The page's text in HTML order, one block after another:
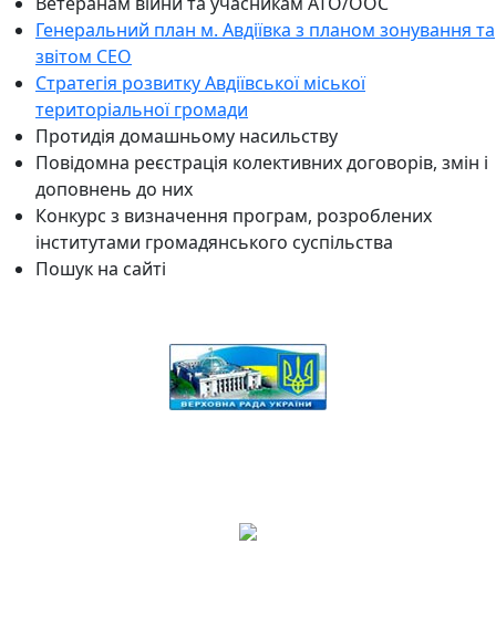
Генеральний план м. Авдіївка з планом зонування та
звітом СЕО
Стратегія розвитку Авдіївської міської
територіальної громади
Протидія домашньому насильству
Повідомна реєстрація колективних договорів, змін і
доповнень до них
Конкурс з визначення програм, розроблених
інститутами громадянського суспільства
Пошук на сайті